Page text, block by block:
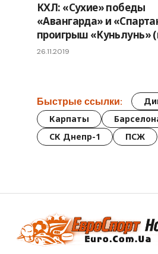
КХЛ: «Сухие» победы
«Авангарда» и
проигрыш «Куньлунь»
26.11.2019
Быстрые ссылки:
Карпаты
СК Днепр-1
ПСЖ